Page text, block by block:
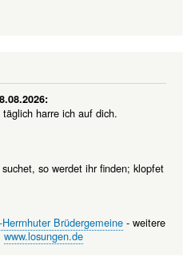
harre ich auf dich.
so werdet ihr finden; klopfet
Brüdergemeine - weitere
www.losungen.de